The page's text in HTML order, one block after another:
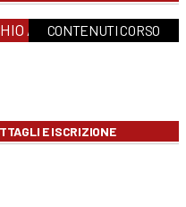
ALTOCONTENUTI CORSO
E ISCRIZIONE